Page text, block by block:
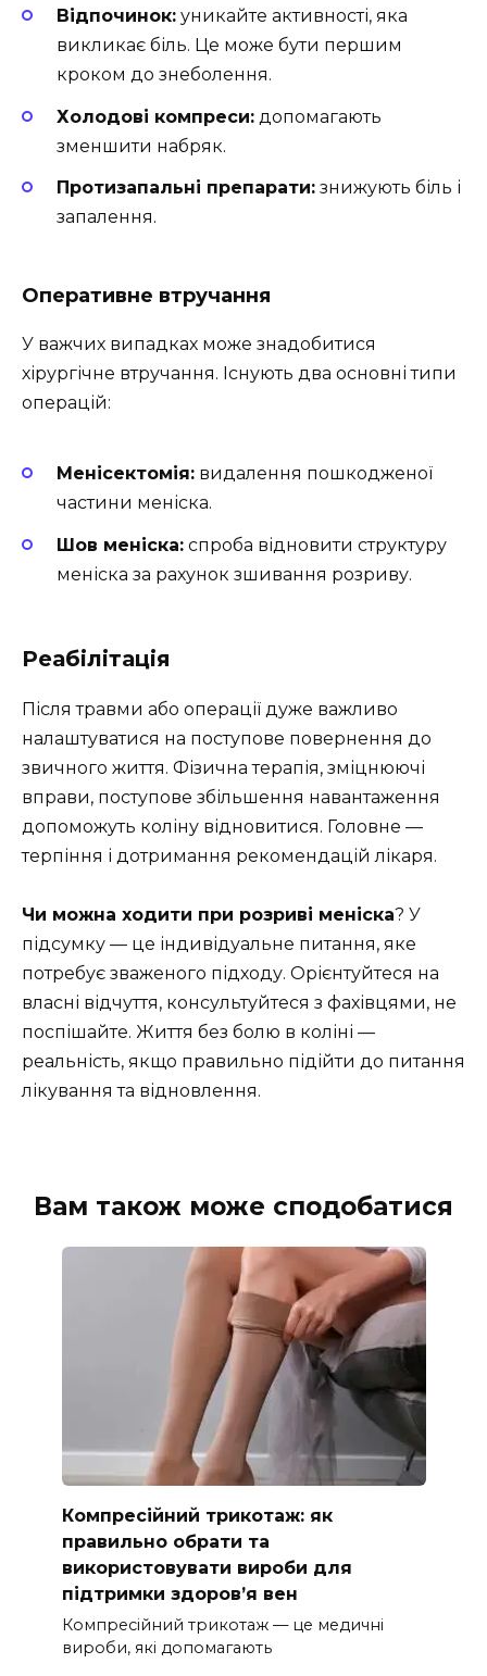
Відпочинок: уникайте активності, яка
викликає біль. Це може бути першим
кроком до знеболення.
Холодові компреси: допомагають
зменшити набряк.
Протизапальні препарати: знижують біль і
запалення.
Оперативне втручання
У важчих випадках може знадобитися
хірургічне втручання. Існують два основні типи
операцій:
Менісектомія: видалення пошкодженої
частини меніска.
Шов меніска: спроба відновити структуру
меніска за рахунок зшивання розриву.
Реабілітація
Після травми або операції дуже важливо
налаштуватися на поступове повернення до
звичного життя. Фізична терапія, зміцнюючі
вправи, поступове збільшення навантаження
допоможуть коліну відновитися. Головне —
терпіння і дотримання рекомендацій лікаря.
Чи можна ходити при розриві меніска? У
підсумку — це індивідуальне питання, яке
потребує зваженого підходу. Орієнтуйтеся на
власні відчуття, консультуйтеся з фахівцями, не
поспішайте. Життя без болю в коліні —
реальність, якщо правильно підійти до питання
лікування та відновлення.
Вам також може сподобатися
Компресійний трикотаж: як
правильно обрати та
використовувати вироби для
підтримки здоров’я вен
Компресійний трикотаж — це медичні
вироби, які допомагають